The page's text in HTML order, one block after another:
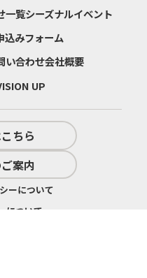
一覧シーズナルイベント
込みフォーム
い合わせ会社概要
UP
ちら
案内
ーについて
について